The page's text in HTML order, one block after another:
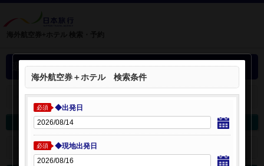
選択中の海外航空券+ホテル
選択中の航空券・ホテルを開く：
海外航空券を変更 海外ホテルを変更
検索条件を開く：
海外航空券＋ホテル 検索条件
必須 ◆出発日
必須 ◆現地出発日